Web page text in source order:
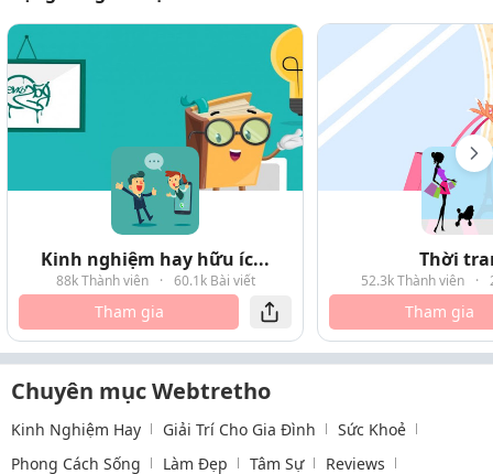
Kinh nghiệm hay hữu íc...
88k Thành viên · 60.1k Bài viết
Tham gia
Thời
52.3k Thành viên ·
Tham gia
Chuyên mục Webtretho
Kinh Nghiệm Hay Giải Trí Cho Gia Đình
Sức Khoẻ
Phong Cách Sống
Làm Đẹp Tâm Sự Reviews